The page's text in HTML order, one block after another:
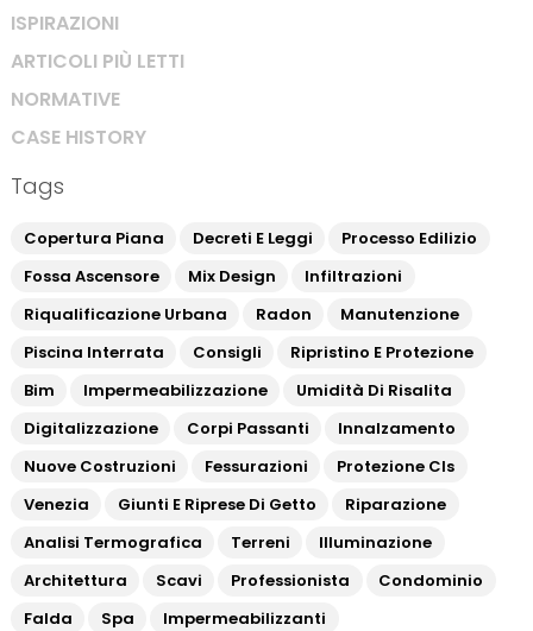
ISPIRAZIONI
ARTICOLI PIÙ LETTI
NORMATIVE
CASE HISTORY
Tags
Copertura Piana Decreti E Leggi
Processo Edilizio
Fossa Ascensore
Mix Design
Infiltrazioni
Riqualificazione Urbana
Radon
Manutenzione
Piscina Interrata
Consigli
Ripristino E Protezione
Bim
Impermeabilizzazione
Umidità Di Risalita
Digitalizzazione
Corpi Passanti
Innalzamento
Nuove Costruzioni
Fessurazioni
Protezione Cls
Venezia
Giunti E Riprese Di Getto
Riparazione
Analisi Termografica
Terreni
Illuminazione
Architettura
Scavi Professionista
Condominio
Falda
Spa
Impermeabilizzanti